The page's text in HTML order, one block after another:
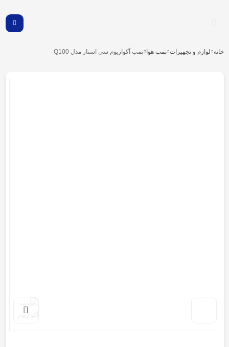
خانه لوازم و تجهیزات پمپ هوا پمپ آکواریوم سی استار مدل Q100